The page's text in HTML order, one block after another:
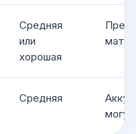
Средняя
или
хорошая
Средняя